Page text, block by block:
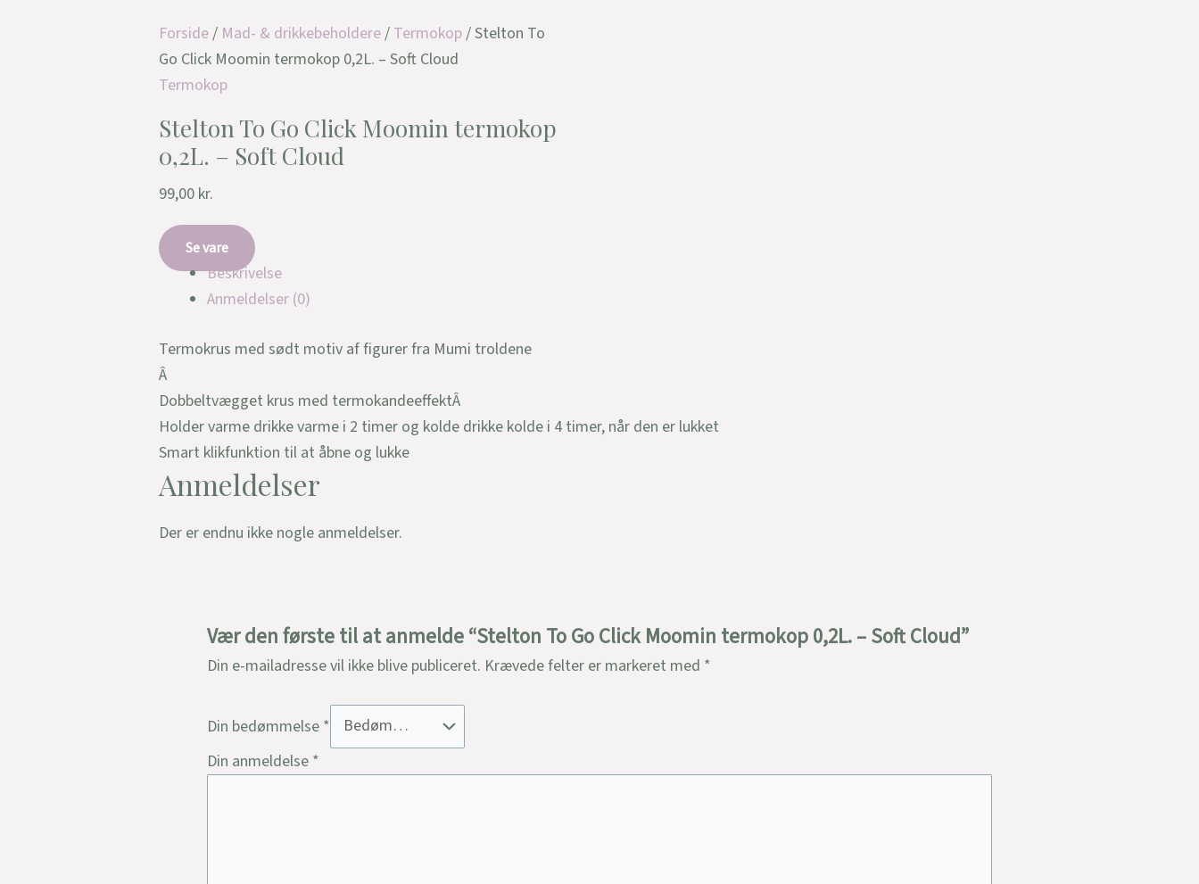
Forside/ Mad- & drikkebeholdere/ Termokop/ Stelton To
Go Click Moomin termokop 0,2L. – Soft Cloud
Termokop
Stelton To Go Click Moomin termokop
0,2L. – Soft Cloud
99,00 kr.
Se vare
Beskrivelse
Anmeldelser (0)
Termokrus med sødt motiv af figurer fra Mumi troldene
Â
Dobbeltvægget krus med termokandeeffektÂ
Holder varme drikke varme i 2 timer og kolde drikke kolde i 4 timer, når den er lukket
Smart klikfunktion til at åbne og lukke
Anmeldelser
Der er endnu ikke nogle anmeldelser.
Vær den første til at anmelde “Stelton To Go Click Moomin termokop 0,2L. – Soft Cloud”
Din e-mailadresse vil ikke blive publiceret. Krævede felter er markeret med *
Din bedømmelse *
Din anmeldelse *